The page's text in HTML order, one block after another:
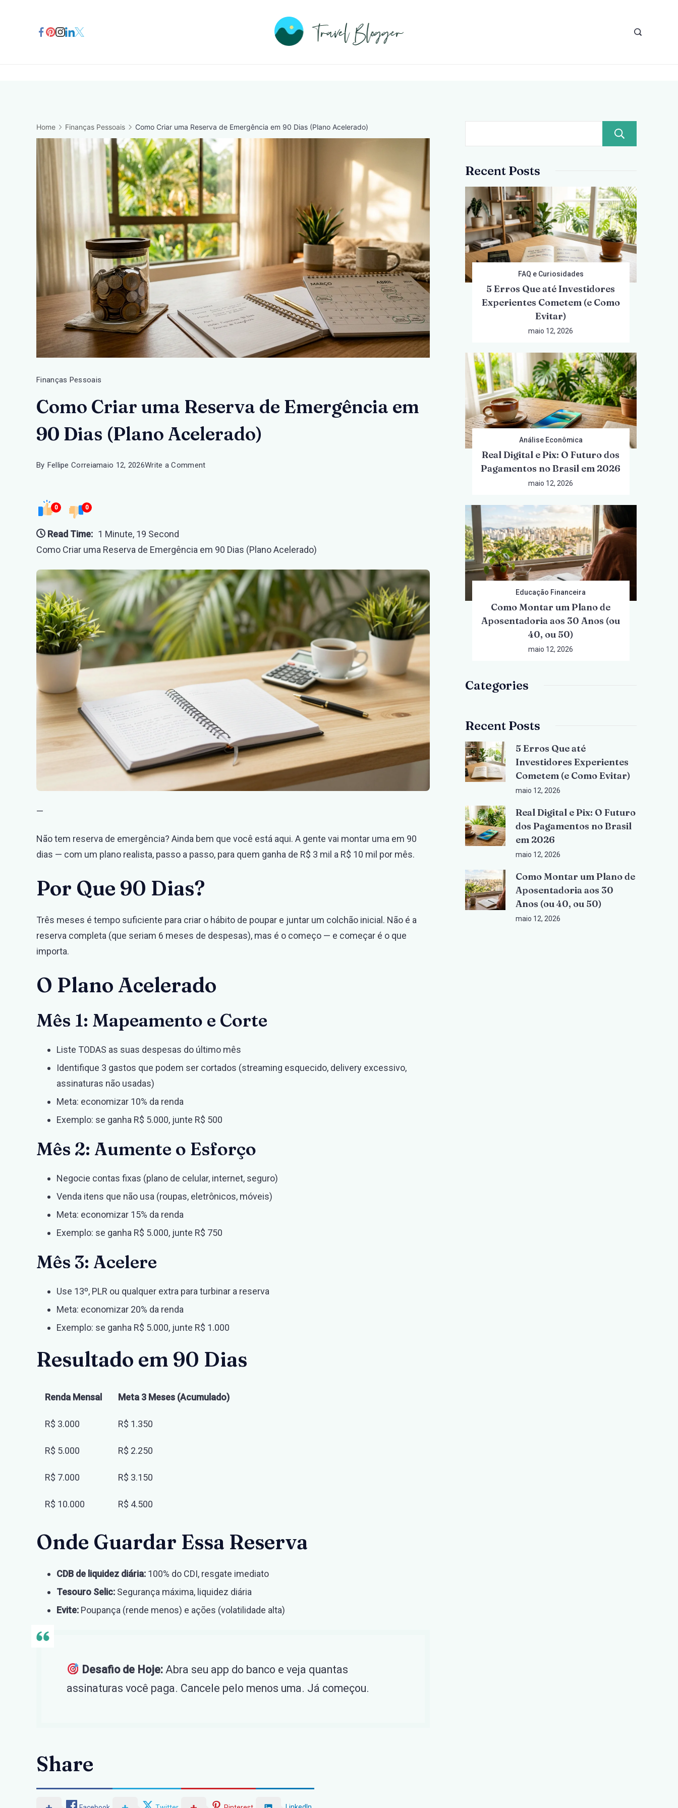
Home Finanças Pessoais Como Criar uma Reserva de Emergência em 90 Dias (Plano Acelerado)
Finanças Pessoais
Como Criar uma Reserva de Emergência em
90 Dias (Plano Acelerado)
By Fellipe Correiamaio 12, 2026Write a Commenton
em
90
Dias
(Plano
Acelerado)
0 0
Read Time: 1 Minute, 19 Second
Como Criar uma Reserva de Emergência em 90 Dias (Plano Acelerado)
—
Não tem reserva de emergência? Ainda bem que você está aqui. A gente vai montar uma em 90
dias — com um plano realista, passo a passo, para quem ganha de R$ 3 mil a R$ 10 mil por mês.
Por Que 90 Dias?
Três meses é tempo suficiente para criar o hábito de poupar e juntar um colchão inicial. Não é a
reserva completa (que seriam 6 meses de despesas), mas é o começo — e começar é o que
importa.
O Plano Acelerado
Mês 1: Mapeamento e Corte
Liste TODAS as suas despesas do último mês
Identifique 3 gastos que podem ser cortados (streaming esquecido, delivery excessivo,
assinaturas não usadas)
Meta: economizar 10% da renda
Exemplo: se ganha R$ 5.000, junte R$ 500
Mês 2: Aumente o Esforço
Negocie contas fixas (plano de celular, internet, seguro)
Venda itens que não usa (roupas, eletrônicos, móveis)
Meta: economizar 15% da renda
Exemplo: se ganha R$ 5.000, junte R$ 750
Mês 3: Acelere
Use 13º, PLR ou qualquer extra para turbinar a reserva
Meta: economizar 20% da renda
Exemplo: se ganha R$ 5.000, junte R$ 1.000
Resultado em 90 Dias
Renda Mensal Meta 3 Meses (Acumulado)
R$ 3.000 R$ 1.350
R$ 5.000 R$ 2.250
R$ 7.000 R$ 3.150
R$ 10.000 R$ 4.500
Onde Guardar Essa Reserva
CDB de liquidez diária: 100% do CDI, resgate imediato
Tesouro Selic: Segurança máxima, liquidez diária
Evite: Poupança (rende menos) e ações (volatilidade alta)
Desafio de Hoje:Abra seu app do banco e veja quantas
assinaturas você paga. Cancele pelo menos uma. Já começou.
Share
Recent Posts
FAQ e Curiosidades
5 Erros Que até Investidores
Experientes Cometem (e Como
Evitar)
maio 12, 2026
Análise Econômica
Real Digital e Pix: O Futuro dos
Pagamentos no Brasil em 2026
maio 12, 2026
Educação Financeira
Como Montar um Plano de
Aposentadoria aos 30 Anos (ou
40, ou 50)
maio 12, 2026
Categories
Recent Posts
5 Erros Que até
Investidores Experientes
Cometem (e Como Evitar)
maio 12, 2026
Real Digital e Pix: O Futuro
dos Pagamentos no Brasil
em 2026
maio 12, 2026
Como Montar um Plano de
Aposentadoria aos 30
Anos (ou 40, ou 50)
maio 12, 2026